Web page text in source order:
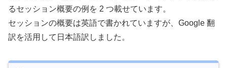
るセッション概要の例を 2 つ載せています。
セッションの概要は英語で書かれていますが、Google 翻
訳を活用して日本語訳しました。